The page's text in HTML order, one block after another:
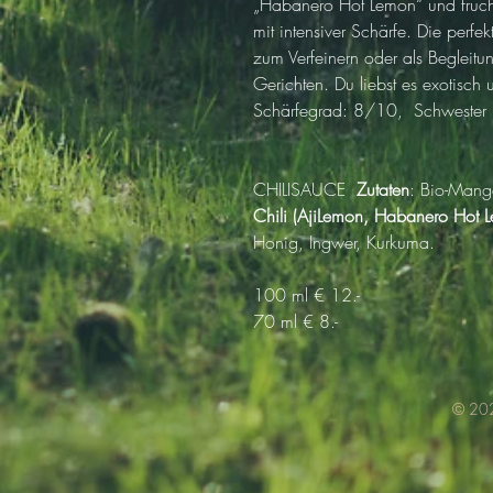
mit intensiver Schärfe. Die
zum Verfeinern oder als
Gerichten. Du liebst es
Schärfegrad: 8/10,
CHILISAUCE Zutaten: Bio-
Chili (AjiLemon, Habanero Hot
Honig, Ingwer, Kurkuma.
100 ml € 12.-
70 ml € 8.-
©